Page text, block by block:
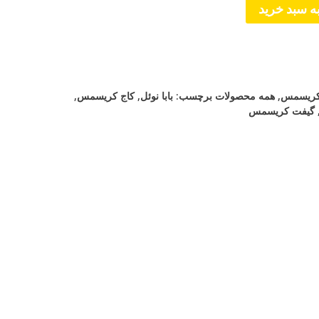
سبد خرید
, همه محصولات برچسب: بابا نوئل,کاج کریسمس,
,گیفت کریسمس